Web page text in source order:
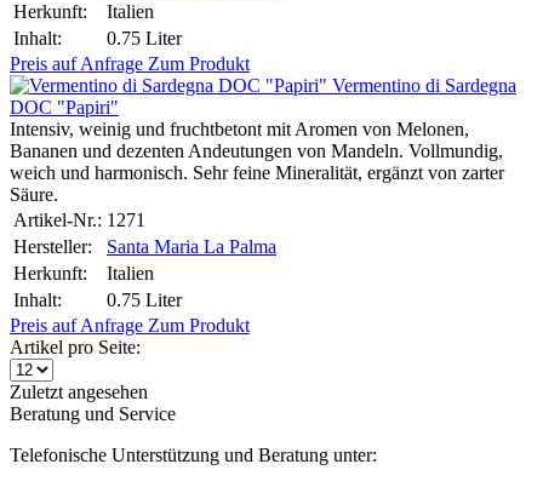
Herkunft:
Italien
Inhalt:
0.75 Liter
Preis auf Anfrage Zum Produkt
Vermentino di Sardegna
DOC "Papiri"
Intensiv, weinig und fruchtbetont mit Aromen von Melonen,
Bananen und dezenten Andeutungen von Mandeln. Vollmundig,
weich und harmonisch. Sehr feine Mineralität, ergänzt von zarter
Säure.
Artikel-Nr.: 1271
Hersteller:
Santa Maria La Palma
Herkunft:
Italien
Inhalt:
0.75 Liter
Preis auf Anfrage Zum Produkt
Artikel pro Seite:
Zuletzt angesehen
Beratung und Service
Telefonische Unterstützung und Beratung unter: